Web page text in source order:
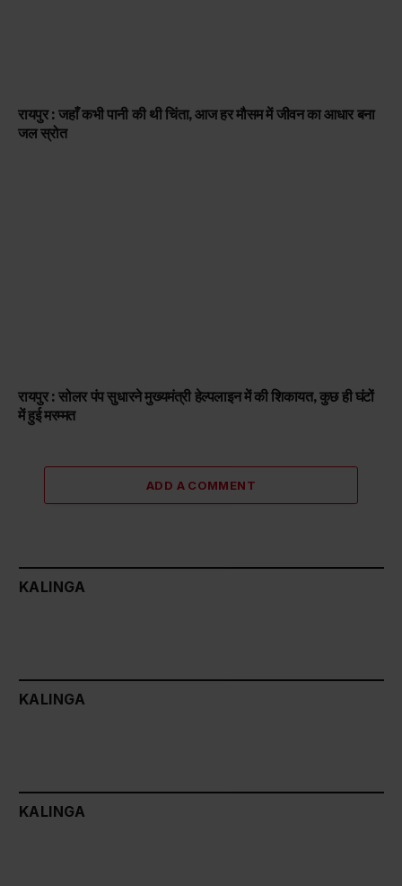
रायपुर : जहाँ कभी पानी की थी चिंता, आज हर मौसम में जीवन का आधार बना
जल स्रोत
रायपुर : सोलर पंप सुधारने मुख्यमंत्री हेल्पलाइन में की शिकायत, कुछ ही घंटों
में हुई मरम्मत
ADD A COMMENT
KALINGA
KALINGA
KALINGA